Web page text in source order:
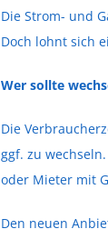
Die Strom- und
Doch lohnt sich
Wer sollte
Die
ggf. zu
oder Mieter mit
Den neuen